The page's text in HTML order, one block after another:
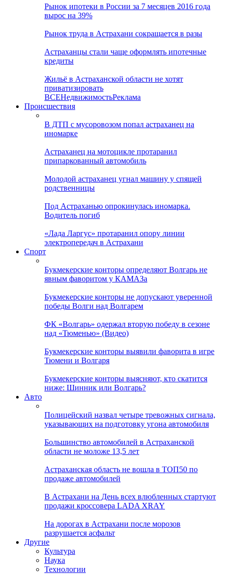
Рынок ипотеки в России за 7 месяцев 2016 года
вырос на 39%
Рынок труда в Астрахани сокращается в разы
Астраханцы стали чаще оформлять ипотечные
кредиты
Жильё в Астраханской области не хотят
приватизировать
ВСЕНедвижимостьРеклама
Происшествия
В ДТП с мусоровозом попал астраханец на
иномарке
Астраханец на мотоцикле протаранил
припаркованный автомобиль
Молодой астраханец угнал машину у спящей
родственницы
Под Астраханью опрокинулась иномарка.
Водитель погиб
«Лада Ларгус» протаранил опору линии
электропередач в Астрахани
Спорт
Букмекерские конторы определяют Волгарь не
явным фаворитом у КАМАЗа
Букмекерские конторы не допускают уверенной
победы Волги над Волгарем
ФК «Волгарь» одержал вторую победу в сезоне
над «Тюменью» (Видео)
Букмекерские конторы выявили фаворита в игре
Тюмени и Волгаря
Букмекерские конторы выясняют, кто скатится
ниже: Шинник или Волгарь?
Авто
Полицейский назвал четыре тревожных сигнала,
указывающих на подготовку угона автомобиля
Большинство автомобилей в Астраханской
области не моложе 13,5 лет
Астраханская область не вошла в ТОП50 по
продаже автомобилей
В Астрахани на День всех влюбленных стартуют
продажи кроссовера LADA XRAY
На дорогах в Астрахани после морозов
разрушается асфальт
Другие
Культура
Наука
Технологии